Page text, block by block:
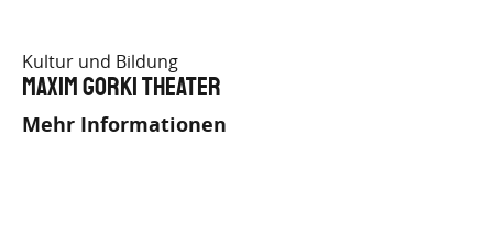
Kultur und Bildung
Maxim Gorki Theater
Mehr Informationen